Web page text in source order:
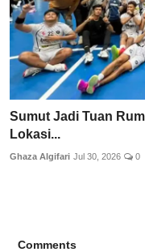
Sumut Jadi Tuan
Lokasi...
Ghaza Algifari Jul 30, 2026 0
Comments